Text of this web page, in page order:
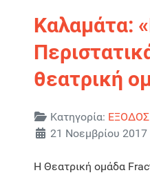
Καλαμάτα:
θεατρική
Λεπτομέρειες
Κατηγορία: ΕΞΟΔΟΣ
21 Νοεμβρίου 2017
H Θεατρική ομάδα